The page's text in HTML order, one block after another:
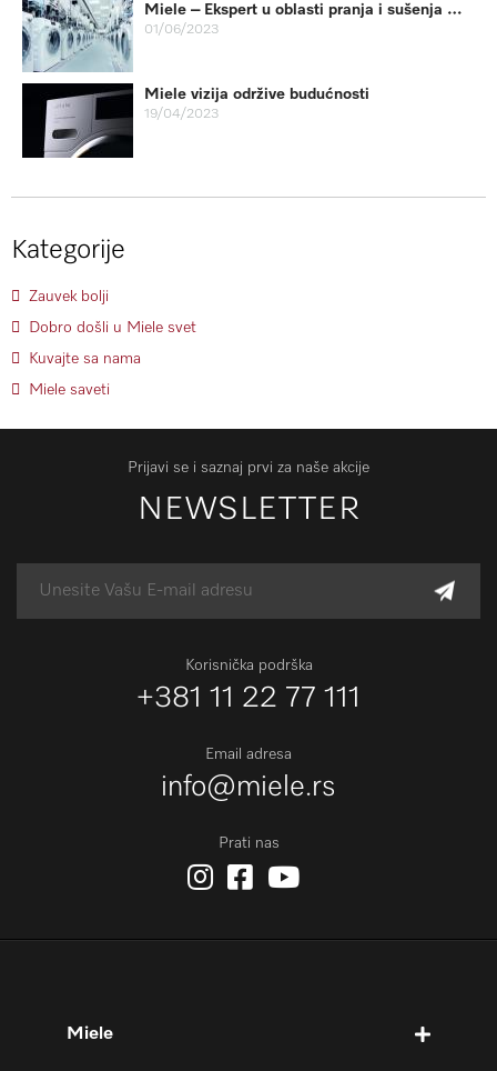
Miele – Ekspert u oblasti pranja i sušenja veša
01/06/2023
Miele vizija održive budućnosti
19/04/2023
Kategorije
Zauvek bolji
Dobro došli u Miele svet
Kuvajte sa nama
Miele saveti
Prijavi se i saznaj prvi za naše akcije
NEWSLETTER
Korisnička podrška
+381 11 22 77 111
Email adresa
info@miele.rs
Prati nas
Miele